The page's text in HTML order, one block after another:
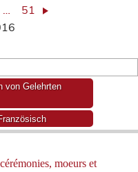
…
51
moeurs et
von Gelehrten